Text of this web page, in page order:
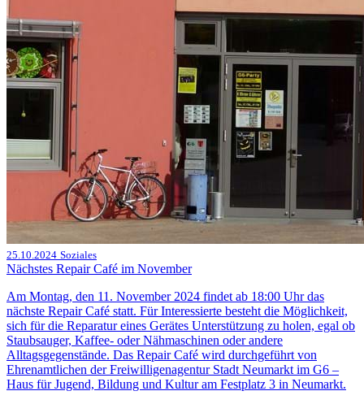
25.10.2024 Soziales
Nächstes Repair Café im November
Am Montag, den 11. November 2024 findet ab 18:00 Uhr das
nächste Repair Café statt. Für Interessierte besteht die Möglichkeit,
sich für die Reparatur eines Gerätes Unterstützung zu holen, egal ob
Staubsauger, Kaffee- oder Nähmaschinen oder andere
Alltagsgegenstände. Das Repair Café wird durchgeführt von
Ehrenamtlichen der Freiwilligenagentur Stadt Neumarkt im G6 –
Haus für Jugend, Bildung und Kultur am Festplatz 3 in Neumarkt.